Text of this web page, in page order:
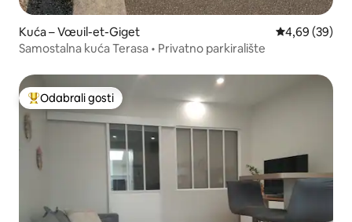
Kuća – Vœuil-et-Giget Prosječna
4,69 (39)
Samostalna kuća Terasa • Privatno parkiralište
Među najviše rangiranima s oznakom „Odabrali gosti”
Odabrali gosti